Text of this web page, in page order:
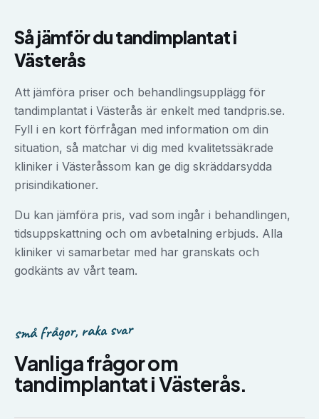
Så jämför dutandimplantati
Västerås
Att jämföra priser och behandlingsupplägg för
tandimplantat i Västerås är enkelt med tandpris.se.
Fyll i en kort förfrågan med information om din
situation, så matchar vi dig med kvalitetssäkrade
kliniker i Västeråssom kan ge dig skräddarsydda
prisindikationer.
Du kan jämföra pris, vad som ingår i behandlingen,
tidsuppskattning och om avbetalning erbjuds. Alla
kliniker vi samarbetar med har granskats och
godkänts av vårt team.
små frågor, raka svar
Vanliga frågor om
tandimplantatiVästerås.